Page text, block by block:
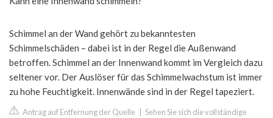
Schimmel an der Wand gehört zu bekanntesten
Schimmelschäden – dabei ist in der Regel die Außenwand
betroffen. Schimmel an der Innenwand kommt im Vergleich dazu
seltener vor. Der Auslöser für das Schimmelwachstum ist immer
zu hohe Feuchtigkeit. Innenwände sind in der Regel tapeziert.
Antrag auf Entfernung der Quelle Sehen Sie sich die vollständige